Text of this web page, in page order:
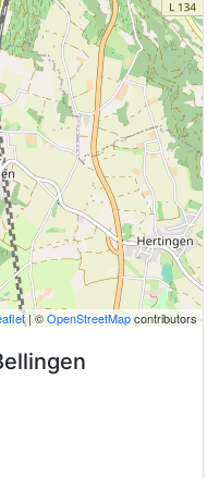
| ©OpenStreetMapcontributors